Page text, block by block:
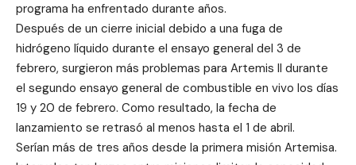
programa ha enfrentado durante años.
Después de un cierre inicial debido a una fuga de
hidrógeno líquido durante el ensayo general del 3 de
febrero, surgieron más problemas para Artemis II durante
el segundo ensayo general de combustible en vivo los días
19 y 20 de febrero. Como resultado, la fecha de
lanzamiento se retrasó al menos hasta el 1 de abril.
Serían más de tres años desde la primera misión Artemisa.